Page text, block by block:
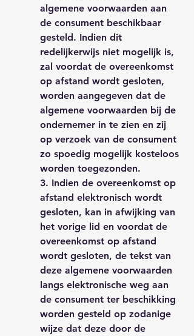
algemene voorwaarden aan
de consument beschikbaar
gesteld. Indien dit
redelijkerwijs niet mogelijk is,
zal voordat de overeenkomst
op afstand wordt gesloten,
worden aangegeven dat de
algemene voorwaarden bij de
ondernemer in te zien en zij
op verzoek van de consument
zo spoedig mogelijk kosteloos
worden toegezonden.
3. Indien de overeenkomst op
afstand elektronisch wordt
gesloten, kan in afwijking van
het vorige lid en voordat de
overeenkomst op afstand
wordt gesloten, de tekst van
deze algemene voorwaarden
langs elektronische weg aan
de consument ter beschikking
worden gesteld op zodanige
wijze dat deze door de